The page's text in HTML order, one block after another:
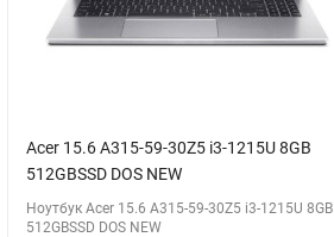
Acer 15.6 A315-59-30Z5 i3-1215U 8GB
512GBSSD DOS NEW
Ноутбук Acer 15.6 A315-59-30Z5 i3-1215U 8GB
512GBSSD DOS NEW